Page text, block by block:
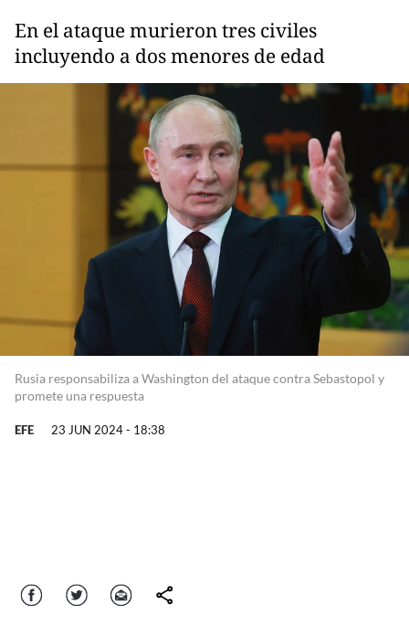
En el ataque murieron tres civiles
incluyendo a dos menores de edad
Rusia responsabiliza a Washington del ataque contra Sebastopol y
promete una respuesta
EFE 23 JUN 2024 - 18:38
Facebook Twitter Correo comparte